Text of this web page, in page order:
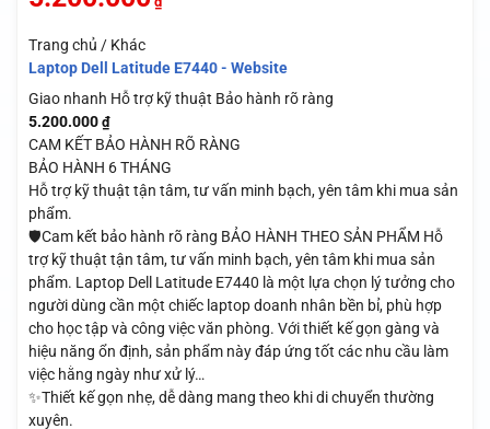
Trang chủ / Khác
Laptop Dell Latitude E7440 - Website
Giao nhanh Hỗ trợ kỹ thuật Bảo hành rõ ràng
5.200.000 ₫
CAM KẾT BẢO HÀNH RÕ RÀNG
BẢO HÀNH 6 THÁNG
Hỗ trợ kỹ thuật tận tâm, tư vấn minh bạch, yên tâm khi mua sản
phẩm.
🛡️Cam kết bảo hành rõ ràng BẢO HÀNH THEO SẢN PHẨM Hỗ
trợ kỹ thuật tận tâm, tư vấn minh bạch, yên tâm khi mua sản
phẩm. Laptop Dell Latitude E7440 là một lựa chọn lý tưởng cho
người dùng cần một chiếc laptop doanh nhân bền bỉ, phù hợp
cho học tập và công việc văn phòng. Với thiết kế gọn gàng và
hiệu năng ổn định, sản phẩm này đáp ứng tốt các nhu cầu làm
việc hằng ngày như xử lý…
✨Thiết kế gọn nhẹ, dễ dàng mang theo khi di chuyển thường
xuyên.